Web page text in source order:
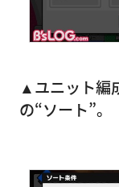
▲ユニット編
の“ソート”。